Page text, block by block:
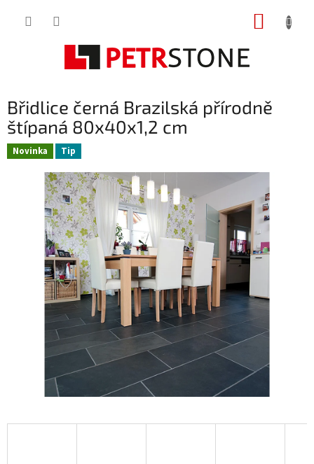
Břidlice černá Brazilská přírodně
štípaná 80x40x1,2 cm
Novinka Tip